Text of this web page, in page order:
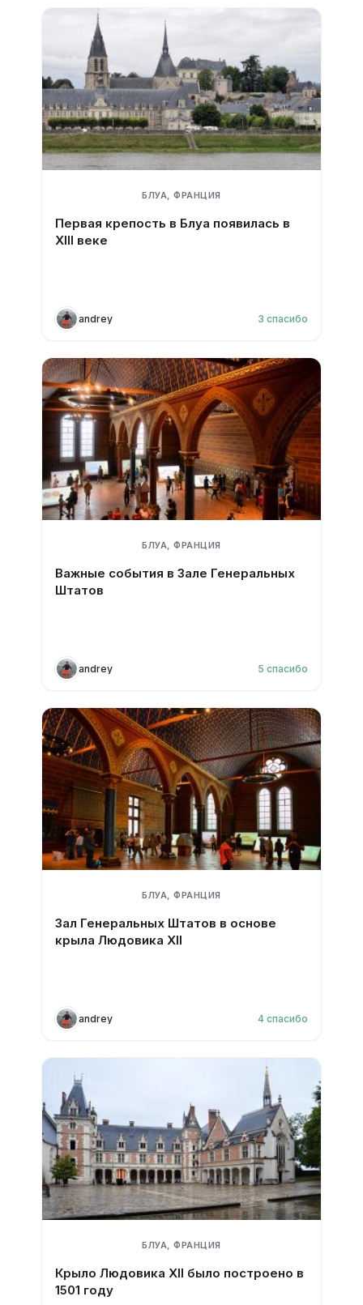
БЛУА, ФРАНЦИЯ
Первая крепость в Блуа появилась в
XIII веке
andrey 3 спасибо
БЛУА, ФРАНЦИЯ
Важные события в Зале Генеральных
Штатов
andrey 5 спасибо
БЛУА, ФРАНЦИЯ
Зал Генеральных Штатов в основе
крыла Людовика XII
andrey 4 спасибо
БЛУА, ФРАНЦИЯ
Крыло Людовика XII было построено в
1501 году